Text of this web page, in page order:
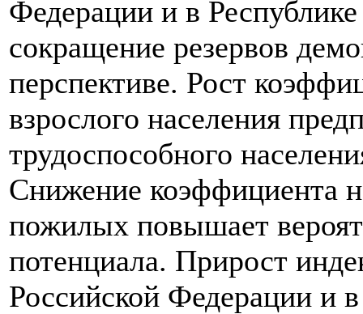
Федерации и в
сокращение резервов
перспективе. Рост
взрослого населения
трудоспособного
Снижение коэффициента
пожилых повышает
потенциала. Прирост
Российской Федерации и